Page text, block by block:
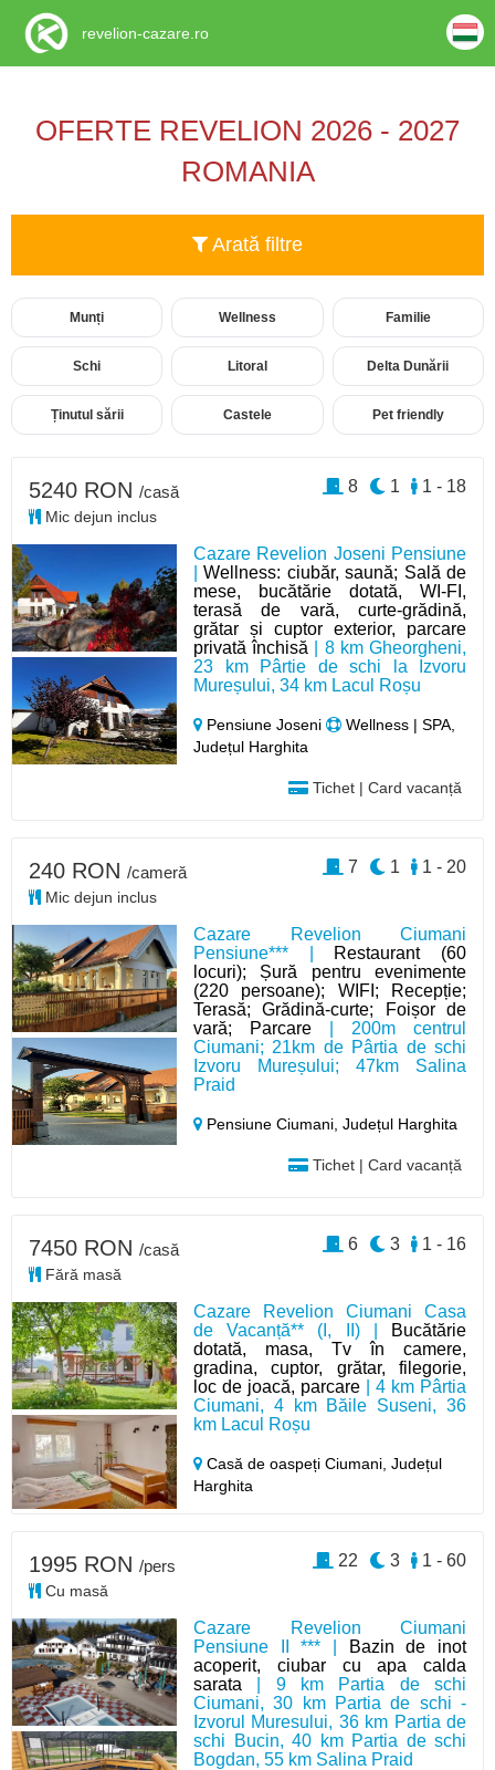
OFERTE REVELION 2026 - 2027
ROMANIA
Arată filtre
Munți Wellness Familie
Schi Litoral Delta Dunării
Ținutul sării Castele Pet friendly
Cazare Revelion Joseni Pensiune
|Wellness: ciubăr, saună; Sală de
mese, bucătărie dotată, WI-FI,
terasă de vară, curte-grădină,
grătar și cuptor exterior, parcare
privată închisă | 8 km Gheorgheni,
23 km Pârtie de schi la Izvoru
Mureșului, 34 km Lacul Roșu
Pensiune Joseni
Wellness | SPA,
Județul Harghita
Tichet | Card vacanță
5240 RON /casă
Mic dejun inclus
1 - 18
1
8
Cazare Revelion Ciumani
Pensiune*** | Restaurant (60
locuri); Șură pentru evenimente
(220 persoane); WIFI; Recepție;
Terasă; Grădină-curte; Foișor de
vară; Parcare | 200m centrul
Ciumani; 21km de Pârtia de schi
Izvoru Mureșului; 47km Salina
Praid
Pensiune Ciumani,Județul Harghita
Tichet | Card vacanță
240 RON /cameră
Mic dejun inclus
1 - 20
1
7
Cazare Revelion Ciumani Casa
de Vacanță** (I, II) |
Bucătărie
dotată, masa, Tv în camere,
gradina, cuptor, grătar, filegorie,
loc de joacă, parcare | 4 km Pârtia
Ciumani, 4 km Băile Suseni, 36
km Lacul Roșu
Casă de oaspeți Ciumani,Județul
Harghita
7450 RON /casă
Fără masă
1 - 16
3
6
Cazare Revelion Ciumani
Pensiune II *** |
Bazin de inot
acoperit, ciubar cu apa calda
sarata | 9 km Partia de schi
Ciumani, 30 km Partia de schi -
Izvorul Muresului, 36 km Partia de
schi Bucin, 40 km Partia de schi
Bogdan, 55 km Salina Praid
1995 RON /pers
Cu masă
1 - 60
3
22
revelion-cazare.ro